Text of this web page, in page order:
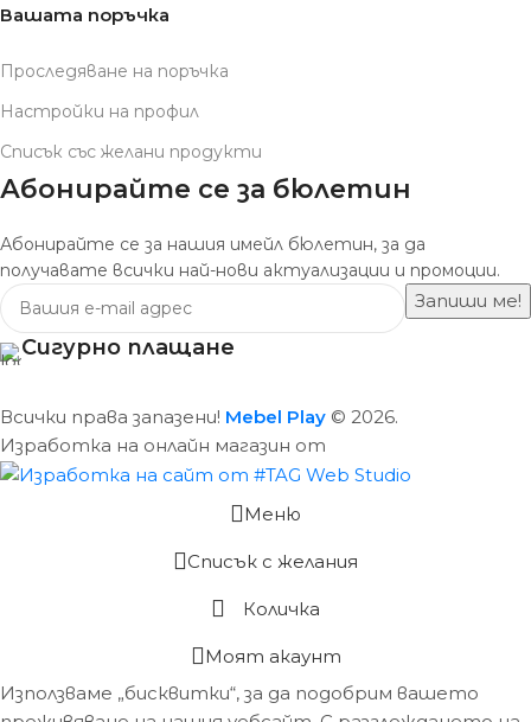
Вашата поръчка
Проследяване на поръчка
Настройки на профил
Списък със желани продукти
Абонирайте се за бюлетин
Абонирайте се за нашия имейл бюлетин, за да
получавате всички най-нови актуализации и промоции.
Сигурно плащане
Всички права запазени! Mebel Play © 2026.
Изработка на онлайн магазин от
Меню
Списък с желания
Количка
Моят акаунт
Използваме „бисквитки“, за да подобрим вашето